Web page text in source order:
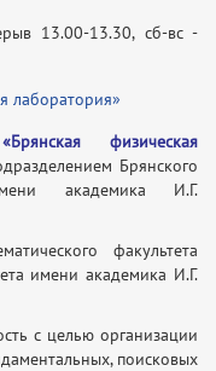
13.00-13.30, сб-вс -
лаборатория»
физическая
Брянского
академика И.Г.
факультета
имени академика И.Г.
с целью организации
поисковых